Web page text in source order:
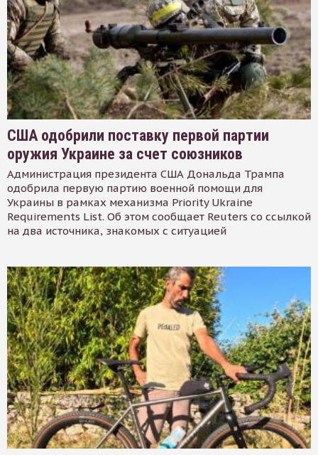
США одобрили поставку первой партии
оружия Украине за счет союзников
Администрация президента США Дональда Трампа
одобрила первую партию военной помощи для
Украины в рамках механизма Priority Ukraine
Requirements List. Об этом сообщает Reuters со ссылкой
на два источника, знакомых с ситуацией